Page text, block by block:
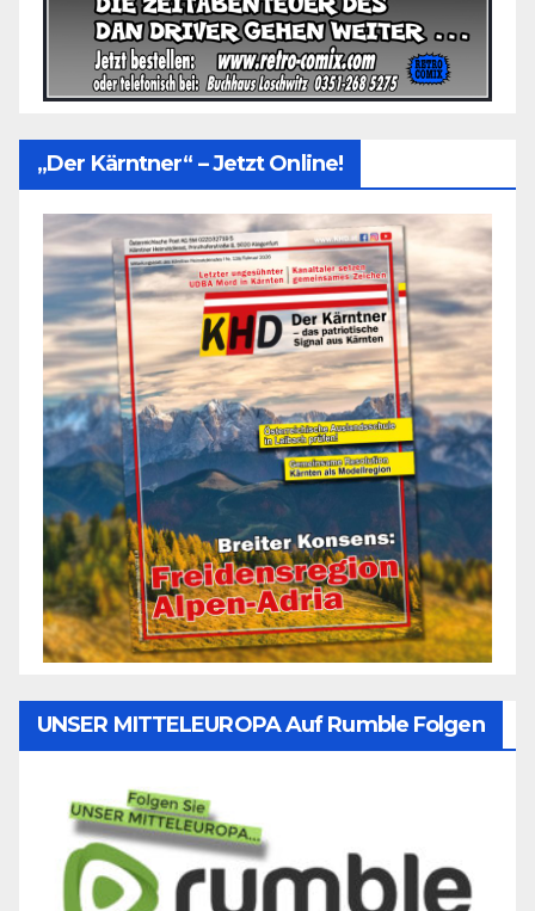
„Der Kärntner“ – Jetzt Online!
UNSER MITTELEUROPA Auf Rumble Folgen